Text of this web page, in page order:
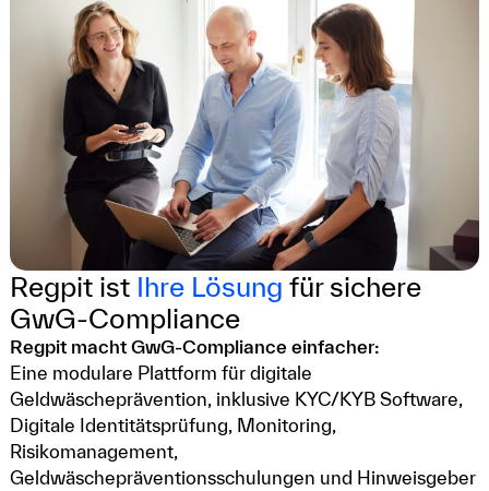
Regpit ist Ihre Lösung für sichere
GwG-Compliance
Regpit macht GwG-Compliance einfacher:
Eine modulare Plattform für digitale
Geldwäscheprävention, inklusive KYC/KYB Software,
Digitale Identitätsprüfung, Monitoring,
Risikomanagement,
Geldwäschepräventionsschulungen und Hinweisgeber